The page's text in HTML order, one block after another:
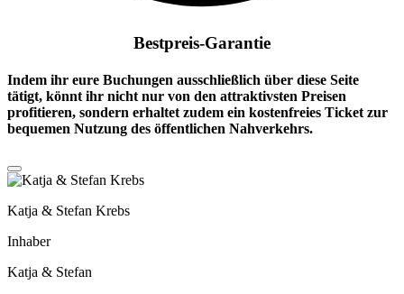
Bestpreis-Garantie
Indem ihr eure Buchungen ausschließlich über diese Seite
tätigt, könnt ihr nicht nur von den attraktivsten Preisen
profitieren, sondern erhaltet zudem ein kostenfreies Ticket zur
bequemen Nutzung des öffentlichen Nahverkehrs.
Katja & Stefan Krebs
Inhaber
Katja & Stefan